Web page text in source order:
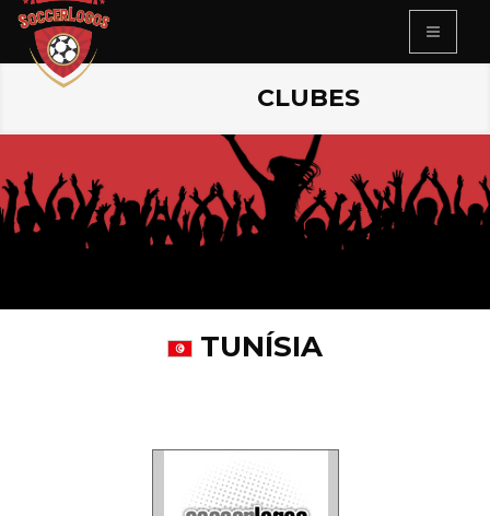
CLUBES
TUNÍSIA